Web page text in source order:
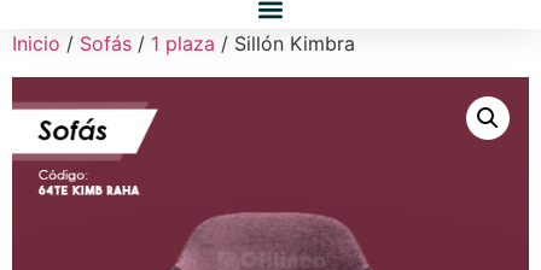
Inicio / Sofás / 1 plaza / Sillón Kimbra